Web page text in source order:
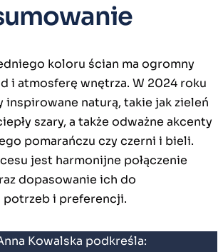
koloru ścian ma ogromny
i atmosferę wnętrza. W 2024 roku
inspirowane naturą, takie jak zieleń
szary, a także odważne akcenty
pomarańczu czy czerni i bieli.
jest harmonijne połączenie
dopasowanie ich do
i preferencji.
Kowalska podkreśla: